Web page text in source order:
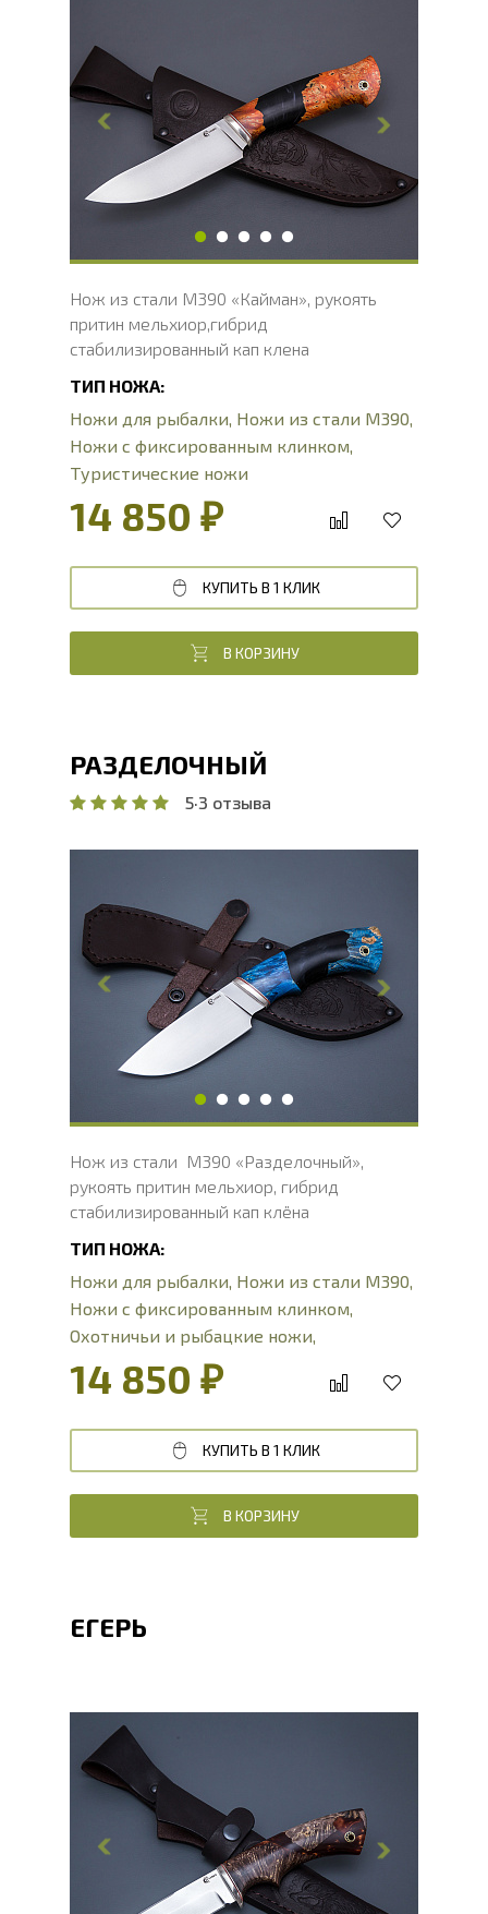
Общая длина, мм
Длина клинка, мм
125
Ширина клинка, мм
Толщина обуха, мм
Ширина рукояти, мм
32
Длина рукояти, мм
Толщина рукояти, мм
24
Твердость клинка, HRC
62 - 64 HRC
Нож из стали М390 «Кайман», рукоять
притин мельхиор,гибрид
стабилизированный кап клена
ТИП НОЖА:
Ножи для рыбалки, Ножи из стали М390,
Ножи с фиксированным клинком,
Туристические ножи
14 850 ₽
КУПИТЬ В 1 КЛИК
В КОРЗИНУ
РАЗДЕЛОЧНЫЙ
5·3 отзыва
Общая длина, мм
Длина клинка, мм
122.5
Ширина клинка, мм
39.3
Толщина обуха, мм
Ширина рукояти, мм
31
Длина рукояти, мм
111.5
Толщина рукояти, мм
Твердость клинка, HRC
Нож из стали M390 «Разделочный»,
рукоять притин мельхиор, гибрид
стабилизированный кап клёна
ТИП НОЖА:
Ножи для рыбалки, Ножи из стали М390,
Ножи с фиксированным клинком,
Охотничьи и рыбацкие ножи,
Разделочные ножи
14 850 ₽
КУПИТЬ В 1 КЛИК
В КОРЗИНУ
ЕГЕРЬ
Общая длина, мм
Длина клинка, мм
Ширина клинка, мм
Толщина обуха, мм
Ширина рукояти, мм
29.8
Длина рукояти, мм
Толщина рукояти, мм